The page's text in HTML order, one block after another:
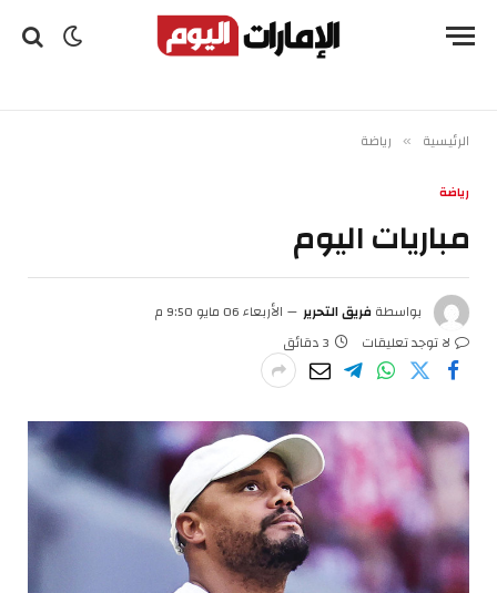
الرئيسية » رياضة
رياضة
مباريات اليوم
بواسطةفريق التحرير
الأربعاء 06 مايو 9:50 م
لا توجد تعليقات
3 دقائق